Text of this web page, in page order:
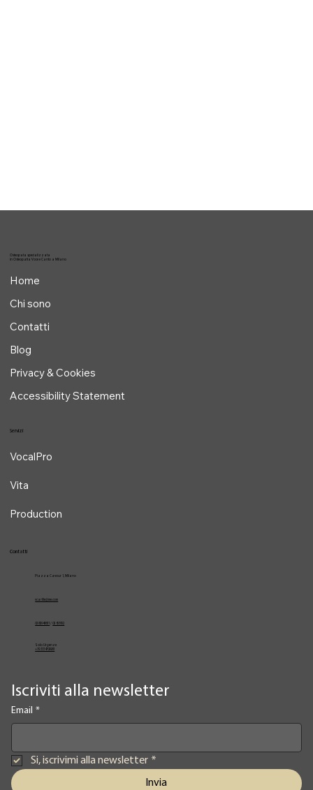
Iscriviti alla newsletter
Email *
Si, iscrivimi alla newsletter *
Invia
Osteopata specializzata
in Osteopatia Voce e Canto a Milano
Home
Chi sono
Contatti
Blog
Privacy & Cookies
Accessibility Statement
Contatti
Piazza Cavour 1, Milano
vcarlile@me.com
02 82948631 / 02 653952
Solo Urgenze
+39 3334709981
Servizi
VocalPro
Vita
Production